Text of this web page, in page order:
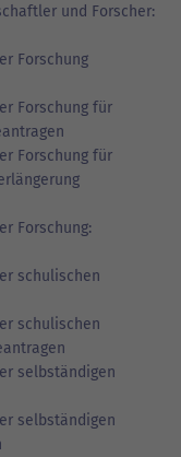
und Forscher:
Forschung
Forschung für
Forschung für
Forschung:
schulischen
schulischen
selbständigen
selbständigen